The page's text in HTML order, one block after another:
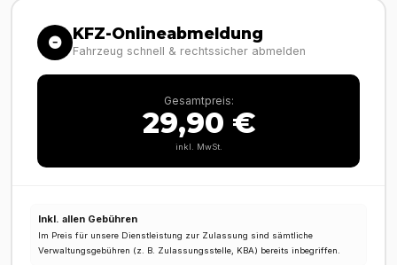
KFZ-Onlineabmeldung
Fahrzeug schnell & rechtssicher abmelden
Gesamtpreis:
29,90 €
inkl. MwSt.
Inkl. allen Gebühren
Im Preis für unsere Dienstleistung zur Zulassung sind sämtliche
Verwaltungsgebühren (z. B. Zulassungsstelle, KBA) bereits inbegriffen.